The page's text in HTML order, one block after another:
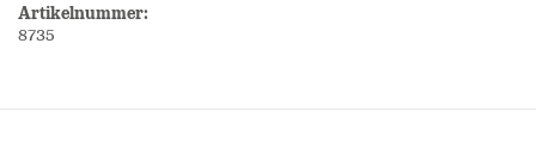
Artikelnummer:
8735